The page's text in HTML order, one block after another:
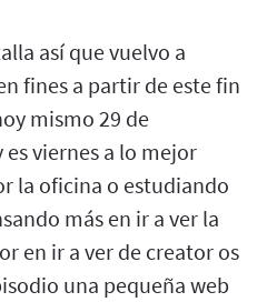
así que vuelvo a
fines a partir de este fin
mismo 29 de
viernes a lo mejor
la oficina o estudiando
más en ir a ver la
en ir a ver de creator os
una pequeña web